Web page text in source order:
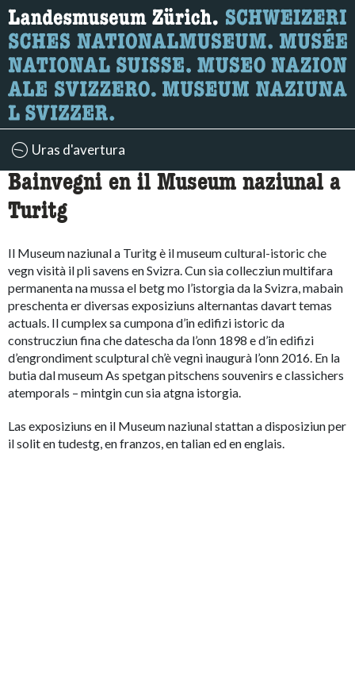
Uras d'avertura
Bainvegni en il Museum naziunal a
Turitg
Il Museum naziunal a Turitg è il museum cultural-istoric che
vegn visità il pli savens en Svizra. Cun sia collecziun multifara
permanenta na mussa el betg mo l’istorgia da la Svizra, mabain
preschenta er diversas exposiziuns alternantas davart temas
actuals. Il cumplex sa cumpona d’in edifizi istoric da
construcziun fina che datescha da l’onn 1898 e d’in edifizi
d’engrondiment sculptural ch’è vegnì inaugurà l’onn 2016. En la
butia dal museum As spetgan pitschens souvenirs e classichers
atemporals – mintgin cun sia atgna istorgia.
Las exposiziuns en il Museum naziunal stattan a disposiziun per
il solit en tudestg, en franzos, en talian ed en englais.